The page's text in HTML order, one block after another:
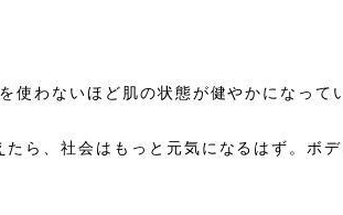
使わないほど肌の状態が健やかになって
ら、社会はもっと元気になるはず。ボ